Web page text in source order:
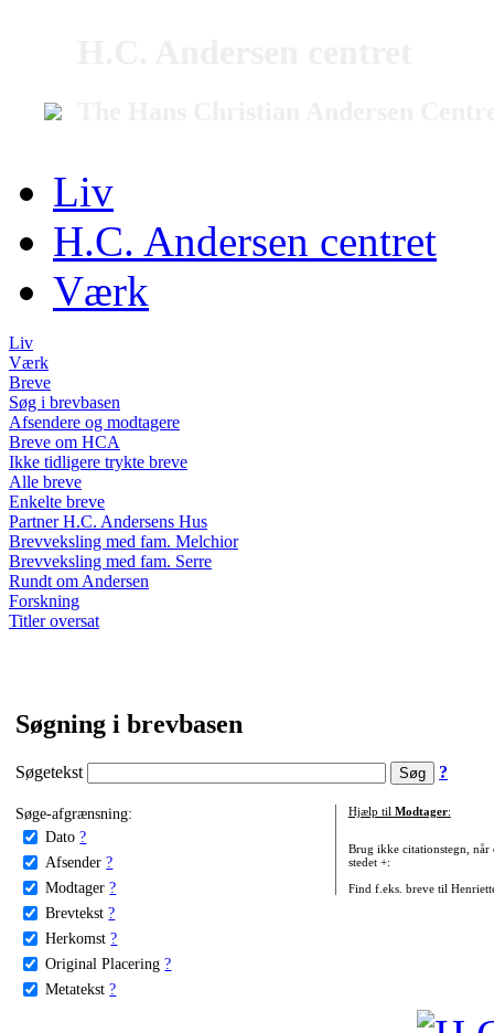
Liv
H.C. Andersen centret
Værk
Liv
Værk
Breve
Søg i brevbasen
Afsendere og modtagere
Breve om HCA
Ikke tidligere trykte breve
Alle breve
Enkelte breve
Partner H.C. Andersens Hus
Brevveksling med fam. Melchior
Brevveksling med fam. Serre
Rundt om Andersen
Forskning
Titler oversat
Søgning i brevbasen
Søgetekst ?
Søge-afgrænsning:
Dato ?
Afsender ?
Modtager ?
Brevtekst ?
Herkomst ?
Original Placering ?
Metatekst ?
Hjælp til Modtager:
Brug ikke citationstegn, når
stedet +:
Find f.eks. breve til